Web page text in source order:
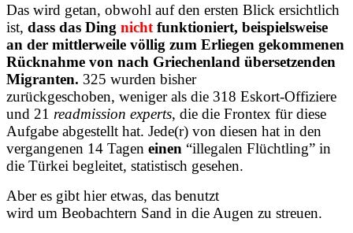
Das wird getan, obwohl auf den ersten Blick ersichtlich
ist, dass das Ding nicht funktioniert, beispielsweise
an der mittlerweile völlig zum Erliegen gekommenen
Rücknahme von nach Griechenland übersetzenden
Migranten. 325 wurden bisher
zurückgeschoben, weniger als die 318 Eskort-Offiziere
und 21 readmission experts, die die Frontex für diese
Aufgabe abgestellt hat. Jede(r) von diesen hat in den
vergangenen 14 Tagen einen “illegalen Flüchtling” in
die Türkei begleitet, statistisch gesehen.
Aber es gibt hier etwas, das benutzt
wird um Beobachtern Sand in die Augen zu streuen.